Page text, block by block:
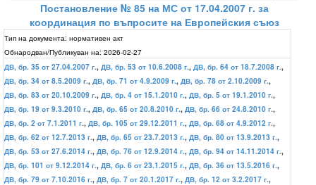
Постановление № 85 на МС от 17.04.2007 г. за
координация по въпросите на Европейския съюз
Тип на документа: нормативен акт
Обнародван/Публикуван на: 2026-02-27
ДВ, бр. 35 от 27.04.2007 г., ДВ, бр. 53 от 10.6.2008 г., ДВ, бр. 64 от 18.7.2008 г.,
ДВ, бр. 34 от 8.5.2009 г., ДВ, бр. 71 от 4.9.2009 г., ДВ, бр. 78 от 2.10.2009 г.,
ДВ, бр. 83 от 20.10.2009 г., ДВ, бр. 4 от 15.1.2010 г., ДВ, бр. 5 от 19.1.2010 г.,
ДВ, бр. 19 от 9.3.2010 г., ДВ, бр. 65 от 20.8.2010 г., ДВ, бр. 66 от 24.8.2010 г.,
ДВ, бр. 2 от 7.1.2011 г., ДВ, бр. 105 от 29.12.2011 г., ДВ, бр. 68 от 4.9.2012 г.,
ДВ, бр. 62 от 12.7.2013 г., ДВ, бр. 65 от 23.7.2013 г., ДВ, бр. 80 от 13.9.2013 г.,
ДВ, бр. 53 от 27.6.2014 г., ДВ, бр. 76 от 12.9.2014 г., ДВ, бр. 94 от 14.11.2014 г.,
ДВ, бр. 101 от 9.12.2014 г., ДВ, бр. 6 от 23.1.2015 г., ДВ, бр. 36 от 13.5.2016 г.,
ДВ, бр. 79 от 7.10.2016 г., ДВ, бр. 7 от 20.1.2017 г., ДВ, бр. 12 от 3.2.2017 г.,